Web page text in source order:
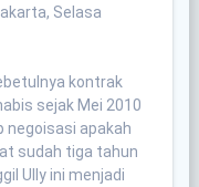
Selasa
kontrak
sejak Mei 2010
negoisasi apakah
sudah tiga tahun
Ully ini menjadi